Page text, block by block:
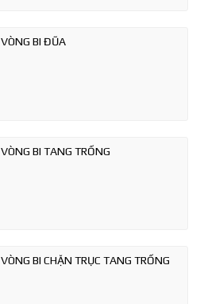
VÒNG BI ĐŨA
VÒNG BI TANG TRỐNG
VÒNG BI CHẶN TRỤC TANG TRỐNG